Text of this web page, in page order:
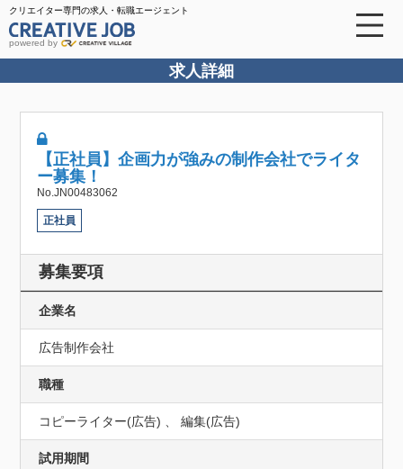
クリエイター専門の求人・転職エージェント
powered by
求人詳細
【正社員】企画力が強みの制作会社でライタ
ー募集！
No.JN00483062
正社員
募集要項
企業名
広告制作会社
職種
コピーライター(広告) 、 編集(広告)
試用期間